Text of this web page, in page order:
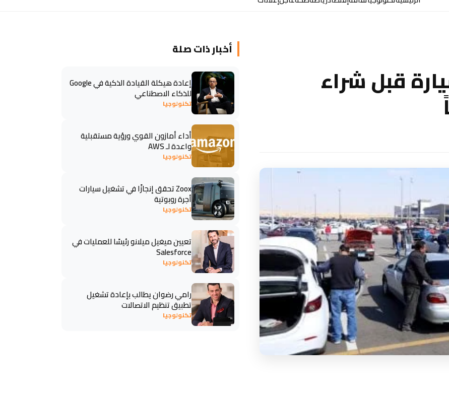
قبل شراء
أخبار ذات صلة
إعادة هيكلة القيادة الذكية في Google
للذكاء الاصطناعي
تكنولوجيا
أداء أمازون القوي ورؤية مستقبلية
واعدة لـ AWS
تكنولوجيا
Zoox تحقق إنجازًا في تشغيل سيارات
أجرة روبوتية
تكنولوجيا
تعيين ميغيل ميلانو رئيسًا للعمليات في
Salesforce
تكنولوجيا
رامي رضوان يطالب بإعادة تشغيل
تطبيق تنظيم الاتصالات
تكنولوجيا